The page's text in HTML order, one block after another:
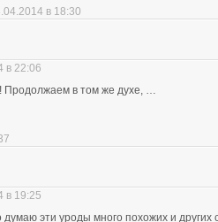
в 18:30
в 22:06
Продолжаем в том же духе, …
в 19:25
эти уроды много похожих и